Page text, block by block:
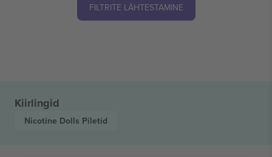
FILTRITE LÄHTESTAMINE
Kiirlingid
Nicotine Dolls Piletid